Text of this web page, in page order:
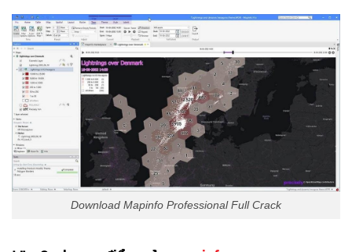
Download Mapinfo Professional Full Crack